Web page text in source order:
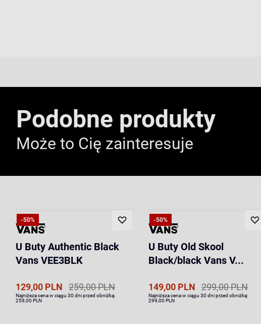
Podobne produkty
Może to Cię zainteresuje
-50%
U Buty Authentic Black
Vans VEE3BLK
129,00 PLN 259,00 PLN
Najniższa cena w ciągu 30 dni przed obniżką:
259,00 PLN
-50%
U Buty Old Skool
Black/black Vans V...
149,00 PLN 299,00 PLN
Najniższa cena w ciągu 30 dni przed obniżką:
299,00 PLN